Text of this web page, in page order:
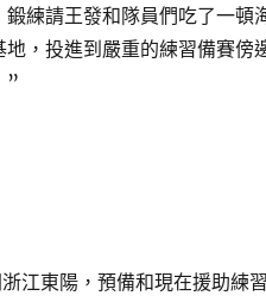
練請王發和隊員們吃了一頓
，投進到嚴重的練習備賽傍
”
江東陽，預備和現在援助練